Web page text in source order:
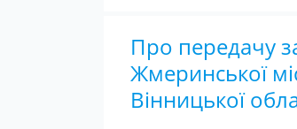
Про передачу
Жмеринської
Вінницької